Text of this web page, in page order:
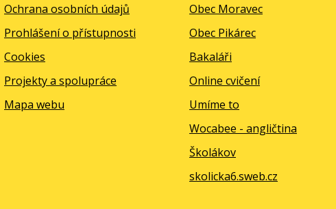
Ochrana osobních údajů
Prohlášení o přístupnosti
Cookies
Projekty a spolupráce
Mapa webu
Obec Moravec
Obec Pikárec
Bakaláři
Online cvičení
Umíme to
Wocabee - angličtina
Školákov
skolicka6.sweb.cz